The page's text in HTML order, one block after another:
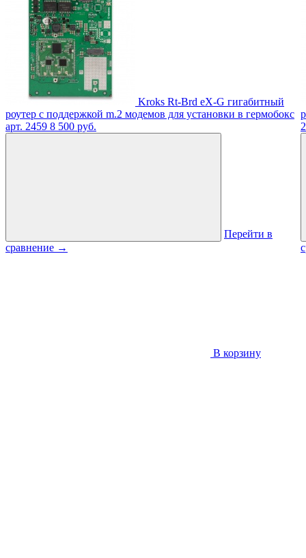
Kroks Rt-Brd eX-G гигабитный
роутер с поддержкой m.2 модемов для установки в гермобокс
арт. 2459 8 500 руб.
Перейти в
сравнение →
В корзину